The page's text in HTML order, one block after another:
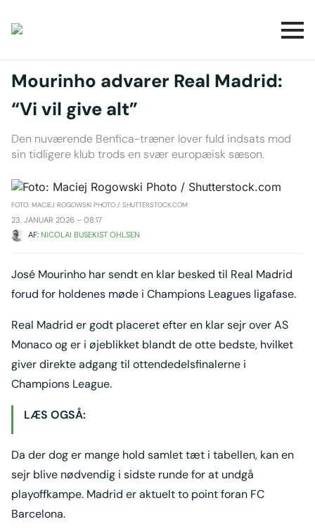
Mourinho advarer Real Madrid:
“Vi vil give alt”
Den nuværende Benfica-træner lover fuld indsats mod
sin tidligere klub trods en svær europæisk sæson.
FOTO: MACIEJ ROGOWSKI PHOTO / SHUTTERSTOCK.COM
23. JANUAR 2026 – 08:17
AF: NICOLAI BUSEKIST OHLSEN
José Mourinho har sendt en klar besked til Real Madrid
forud for holdenes møde i Champions Leagues liga­fase.
Real Madrid er godt placeret efter en klar sejr over AS
Monaco og er i øjeblikket blandt de otte bedste, hvilket
giver direkte adgang til ottendedelsfinalerne i
Champions League.
LÆS OGSÅ:
Da der dog er mange hold samlet tæt i tabellen, kan en
sejr blive nødvendig i sidste runde for at undgå
playoffkampe. Madrid er aktuelt to point foran FC
Barcelona.